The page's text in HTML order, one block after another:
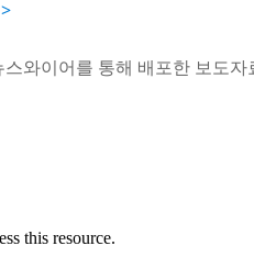
스와이어를 통해 배포한 보도